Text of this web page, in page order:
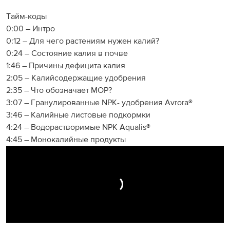
Тайм-коды
0:00 – Интро
0:12 – Для чего растениям нужен калий?
0:24 – Состояние калия в почве
1:46 – Причины дефицита калия
2:05 – Калийсодержащие удобрения
2:35 – Что обозначает МОР?
3:07 – Гранулированные NPK- удобрения Avrora®
3:46 – Калийные листовые подкормки
4:24 – Водорастворимые NPK Aqualis®
4:45 – Монокалийные продукты